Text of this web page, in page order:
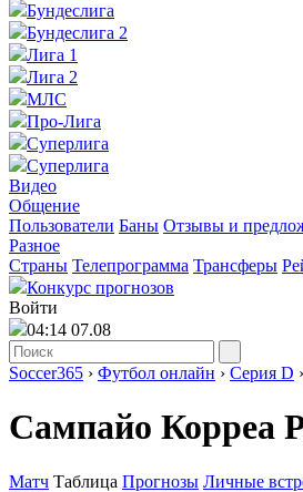
Бундеслига
Бундеслига 2
Лига 1
Лига 2
МЛС
Про-Лига
Суперлига
Суперлига
Видео
Общение
Пользователи Баны Отзывы и
Разное
Страны Телепрограмма Трансферы
Конкурс прогнозов
Войти
04:14 07.08
Soccer365 › Футбол онлайн › Серия D ›
Сампайо Корреа
Матч Таблица Прогнозы Личные